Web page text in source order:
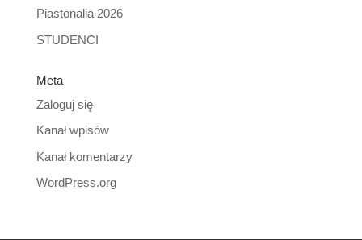
Piastonalia 2026
STUDENCI
Meta
Zaloguj się
Kanał wpisów
Kanał komentarzy
WordPress.org